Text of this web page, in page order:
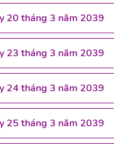
20 tháng 3 năm 2039
23 tháng 3 năm 2039
24 tháng 3 năm 2039
25 tháng 3 năm 2039